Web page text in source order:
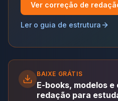
Ver correção de
Ler o guia de estrutura
BAIXE GRÁTIS
E-books, modelos
redação para